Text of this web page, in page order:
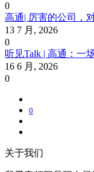
0
高通| 厉害的公司，
13 7 月, 2026
0
听见Talk | 高通：一
16 6 月, 2026
0
0
关于我们